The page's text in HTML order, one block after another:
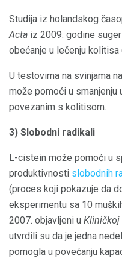
Studija iz holandskog
Acta iz 2009. godine
obećanje u lečenju
U testovima na svinjama
može pomoći u
povezanim s kolitisom.
3) Slobodni radikali
L-cistein može pomoći u
produktivnosti slobodnih
(proces koji pokazuje da
eksperimentu sa 10
2007. objavljeni u Kliničkoj
utvrdili su da je jedna
pomogla u povećanju